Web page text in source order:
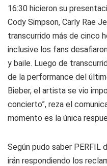
16:30 hicieron su
Cody Simpson, Carly Rae
transcurrido más de cinco
inclusive los fans
y baile. Luego de
de la performance del
Bieber, el artista se vio
concierto”, reza el
momento es la única
Según pudo saber PERFIL
irán respondiendo los